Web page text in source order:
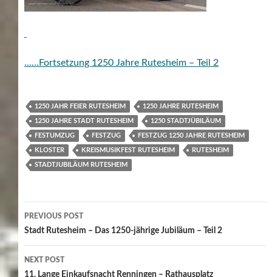
……Fortsetzung 1250 Jahre Rutesheim – Teil 2
1250 JAHR FEIER RUTESHEIM 1250 JAHRE RUTESHEIM
1250 JAHRE STADT RUTESHEIM 1250 STADTJÜBILÄUM
FESTUMZUG FESTZUG FESTZUG 1250 JAHRE RUTESHEIM
KLOSTER KREISMUSIKFEST RUTESHEIM RUTESHEIM
STADTJUBILÄUM RUTESHEIM
Post
navigation
PREVIOUS POST
Stadt Rutesheim – Das 1250-jährige Jubiläum – Teil 2
NEXT POST
11. Lange Einkaufsnacht Renningen – Rathausplatz